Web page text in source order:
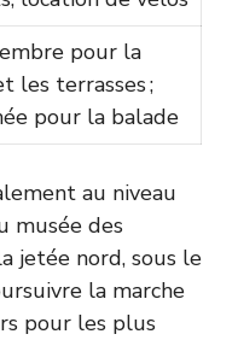
pour la
les terrasses ;
pour la balade
au niveau
musée des
jetée nord, sous le
la marche
pour les plus